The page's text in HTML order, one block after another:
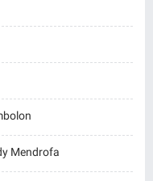
Mendrofa